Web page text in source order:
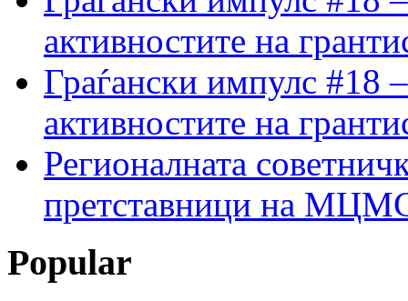
активностите на
Граѓански импулс #18
активностите на
Регионалната
претставници на МЦМС
Popular